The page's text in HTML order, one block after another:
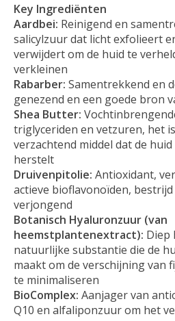
Key Ingrediënten
Aardbei: Reinigend en
salicylzuur dat licht exfolieert
verwijdert om de huid te
verkleinen
Rabarber: Samentrekkend en
genezend en een goede bron
Shea Butter:
triglyceriden en vetzuren, het
verzachtend middel dat de
herstelt
Druivenpitolie: Antioxidant,
actieve bioflavonoïden,
verjongend
Botanisch Hyaluronzuur (van
heemstplantenextract): Diep
natuurlijke substantie die de
maakt om de verschijning van
te minimaliseren
BioComplex: Aanjager van
Q10 en alfaliponzuur om het